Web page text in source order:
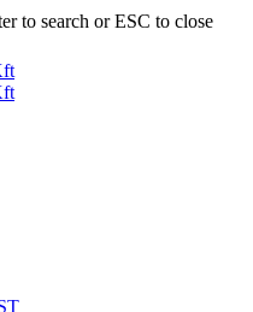
to search or ESC to close